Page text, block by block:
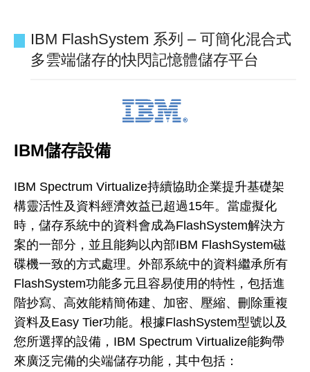
IBM FlashSystem 系列 – 可簡化混合式
多雲端儲存的快閃記憶體儲存平台
IBM儲存設備
IBM Spectrum Virtualize持續協助企業提升基礎架
構靈活性及資料經濟效益已超過15年。當虛擬化
時，儲存系統中的資料會成為FlashSystem解決方
案的一部分，並且能夠以內部IBM FlashSystem磁
碟機一致的方式處理。外部系統中的資料繼承所有
FlashSystem功能多元且容易使用的特性，包括進
階抄寫、高效能精簡佈建、加密、壓縮、刪除重複
資料及Easy Tier功能。根據FlashSystem型號以及
您所選擇的設備，IBM Spectrum Virtualize能夠帶
來廣泛完備的尖端儲存功能，其中包括：